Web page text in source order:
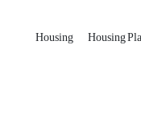
Housing Housing